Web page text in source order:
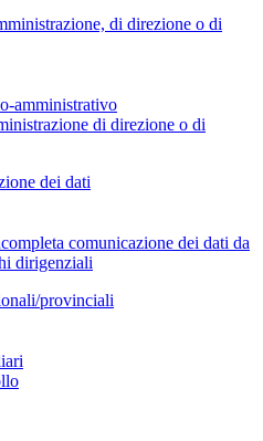
di direzione o di
amministrativo
di direzione o di
dei dati
comunicazione dei dati da
dirigenziali
provinciali